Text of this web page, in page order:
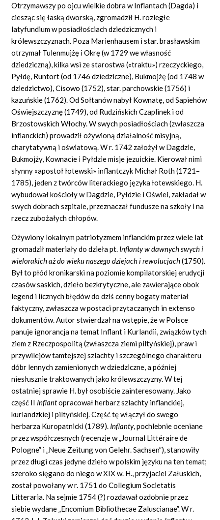
Otrzymawszy po ojcu wielkie dobra w Inflantach (Dagda) i
ciesząc się łaską dworską, zgromadził H. rozległe
latyfundium w posiadłościach dziedzicznych i
królewszczyznach. Poza Marienhausem i star. brasławskim
otrzymał Tulenmujżę i Okrę (w 1729 we własność
dziedziczną), kilka wsi ze starostwa(«traktu»)rzeczyckiego,
Pyłdę, Runtort (od 1746 dziedziczne), Bukmojżę (od 1748 w
dziedzictwo), Cisowo (1752), star. parchowskie (1756) i
kazuńskie (1762). Od Sołtanów nabył Kownatę, od Sapiehów
Oświejszczyznę (1749), od Rudzińskich Czaplinek i od
Brzostowskich Włochy. W swych posiadłościach (zwłaszcza
inflanckich) prowadził ożywioną działalność misyjną,
charytatywną i oświatową. W r. 1742 założył w Dagdzie,
Bukmojży, Kownacie i Pyłdzie misje jezuickie. Kierował nimi
słynny «apostołłotewski» inflantczyk Michał Roth (1721–
1785), jeden z twórców literackiego języka łotewskiego. H.
wybudował kościoły w Dagdzie, Pyłdzie i Oświei, zakładał w
swych dobrach szpitale, przeznaczał fundusze na szkoły i na
rzecz zubożałych chłopów.
Ożywiony lokalnym patriotyzmem inflanckim przez wiele lat
gromadził materiały do dzieła pt. Inflanty w dawnych swych i
wielorakich aż do wieku naszego dziejach i rewolucjach(1750).
Był to płód kronikarski na poziomie kompilatorskiej erudycji
czasów saskich, dzieło bezkrytyczne, ale zawierające obok
legend i licznych błędów do dziś cenny bogaty materiał
faktyczny, zwłaszcza w postaci przytaczanych inextenso
dokumentów. Autor stwierdzał na wstępie, że w Polsce
panuje ignorancja na temat Inflant i Kurlandii, związków tych
ziem z Rzeczpospolitą (zwłaszcza ziemi piltyńskiej), praw i
przywilejów tamtejszej szlachty i szczególnego charakteru
dóbr lennych zamienionych w dziedziczne, a później
niesłusznie traktowanych jako królewszczyzny. W tej
ostatniej sprawie H. był osobiście zainteresowany. Jako
część II Inflantopracował herbarz szlachty inflanckiej,
kurlandzkiej i piltyńskiej. Część tę włączył do swego
herbarza Kuropatnicki (1789). Inflanty,pochlebnie oceniane
przez współczesnych (recenzje w „Journal Littéraire de
Pologne” i„Neue Zeitung von Gelehr. Sachsen”),stanowiły
przez długi czas jedyne dzieło w polskim języku na ten temat;
szeroko sięgano do niego w XIX w. H.,przyjaciel Załuskich,
został powołany w r. 1751do Collegium Societatis
Litteraria. Na sejmie 1754 (?)rozdawał ozdobnie przez
siebie wydane „Encomium Bibliothecae Zaluscianae”. W r.